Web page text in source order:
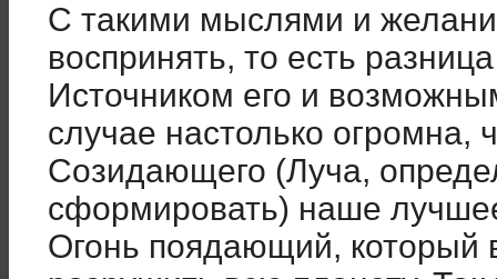
С такими мыслями и
воспринять, то есть
Источником его и
случае настолько огромна,
Созидающего (Луча,
сформировать) наше
Огонь поядающий, который